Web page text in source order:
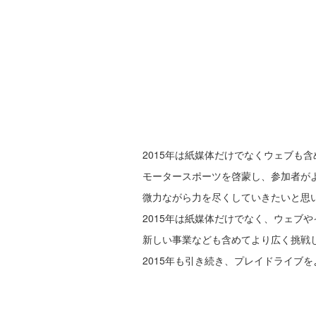
2015年は紙媒体だけでなくウェブも含
モータースポーツを啓蒙し、参加者が
微力ながら力を尽くしていきたいと思
2015年は紙媒体だけでなく、ウェブ
新しい事業なども含めてより広く挑戦
2015年も引き続き、プレイドライブ